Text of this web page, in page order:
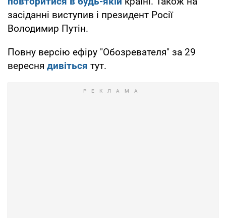
засіданні виступив і президент Росії
Володимир Путін.
Повну версію ефіру "Обозревателя" за 29
вересня дивіться тут.